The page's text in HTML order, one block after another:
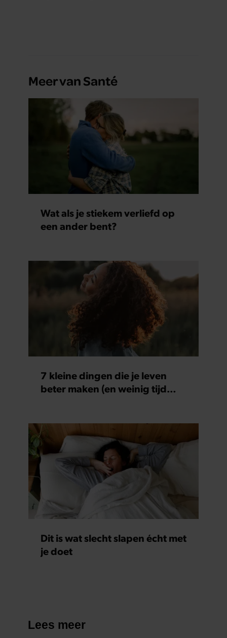
Meer van Santé
Wat als je stiekem verliefd op
een ander bent?
7 kleine dingen die je leven
beter maken (en weinig tijd
Dit is wat slecht slapen écht met
je doet